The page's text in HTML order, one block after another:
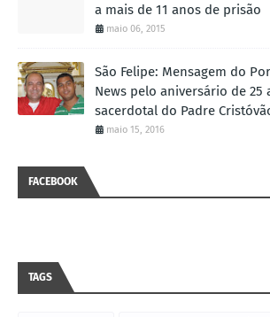
a mais de 11 anos de prisão
maio 06, 2015
São Felipe: Mensagem do
News pelo aniversário de 25
sacerdotal do Padre
maio 15, 2016
FACEBOOK
TAGS